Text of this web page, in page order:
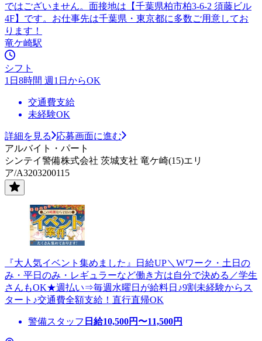
ではございません。面接地は【千葉県柏市柏3-6-2 須藤ビル
4F】です。お仕事先は千葉県・東京都に多数ご用意してお
ります！
竜ケ崎駅
シフト
1日8時間 週1日からOK
交通費支給
未経験OK
詳細を見る
応募画面に進む
アルバイト・パート
シンテイ警備株式会社 茨城支社 竜ケ崎(15)エリ
ア/A3203200115
『大人気イベント集めました』日給UP＼Wワーク・土日の
み・平日のみ・レギュラーなど働き方は自分で決める／学生
さんもOK★週払い⇒毎週水曜日が給料日♪9割未経験からス
タート♪交通費全額支給！直行直帰OK
警備スタッフ 日給10,500円〜11,500円